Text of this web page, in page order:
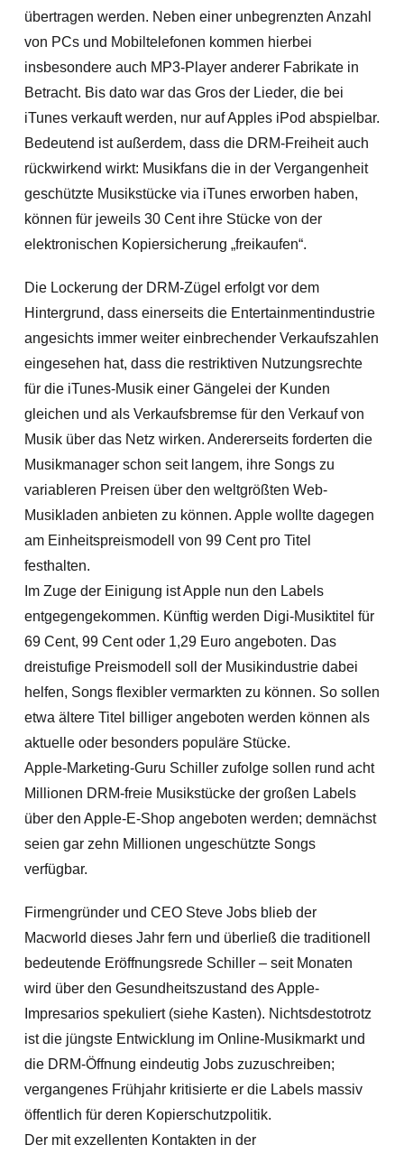
übertragen werden. Neben einer unbegrenzten Anzahl
von PCs und Mobiltelefonen kommen hierbei
insbesondere auch MP3-Player anderer Fabrikate in
Betracht. Bis dato war das Gros der Lieder, die bei
iTunes verkauft werden, nur auf Apples iPod abspielbar.
Bedeutend ist außerdem, dass die DRM-Freiheit auch
rückwirkend wirkt: Musikfans die in der Vergangenheit
geschützte Musikstücke via iTunes erworben haben,
können für jeweils 30 Cent ihre Stücke von der
elektronischen Kopiersicherung „freikaufen“.
Die Lockerung der DRM-Zügel erfolgt vor dem
Hintergrund, dass einerseits die Entertainmentindustrie
angesichts immer weiter einbrechender Verkaufszahlen
eingesehen hat, dass die restriktiven Nutzungsrechte
für die iTunes-Musik einer Gängelei der Kunden
gleichen und als Verkaufsbremse für den Verkauf von
Musik über das Netz wirken. Andererseits forderten die
Musikmanager schon seit langem, ihre Songs zu
variableren Preisen über den weltgrößten Web-
Musikladen anbieten zu können. Apple wollte dagegen
am Einheitspreismodell von 99 Cent pro Titel
festhalten.
Im Zuge der Einigung ist Apple nun den Labels
entgegengekommen. Künftig werden Digi-Musiktitel für
69 Cent, 99 Cent oder 1,29 Euro angeboten. Das
dreistufige Preismodell soll der Musikindustrie dabei
helfen, Songs flexibler vermarkten zu können. So sollen
etwa ältere Titel billiger angeboten werden können als
aktuelle oder besonders populäre Stücke.
Apple-Marketing-Guru Schiller zufolge sollen rund acht
Millionen DRM-freie Musikstücke der großen Labels
über den Apple-E-Shop angeboten werden; demnächst
seien gar zehn Millionen ungeschützte Songs
verfügbar.
Firmengründer und CEO Steve Jobs blieb der
Macworld dieses Jahr fern und überließ die traditionell
bedeutende Eröffnungsrede Schiller – seit Monaten
wird über den Gesundheitszustand des Apple-
Impresarios spekuliert (siehe Kasten). Nichtsdestotrotz
ist die jüngste Entwicklung im Online-Musikmarkt und
die DRM-Öffnung eindeutig Jobs zuzuschreiben;
vergangenes Frühjahr kritisierte er die Labels massiv
öffentlich für deren Kopierschutzpolitik.
Der mit exzellenten Kontakten in der